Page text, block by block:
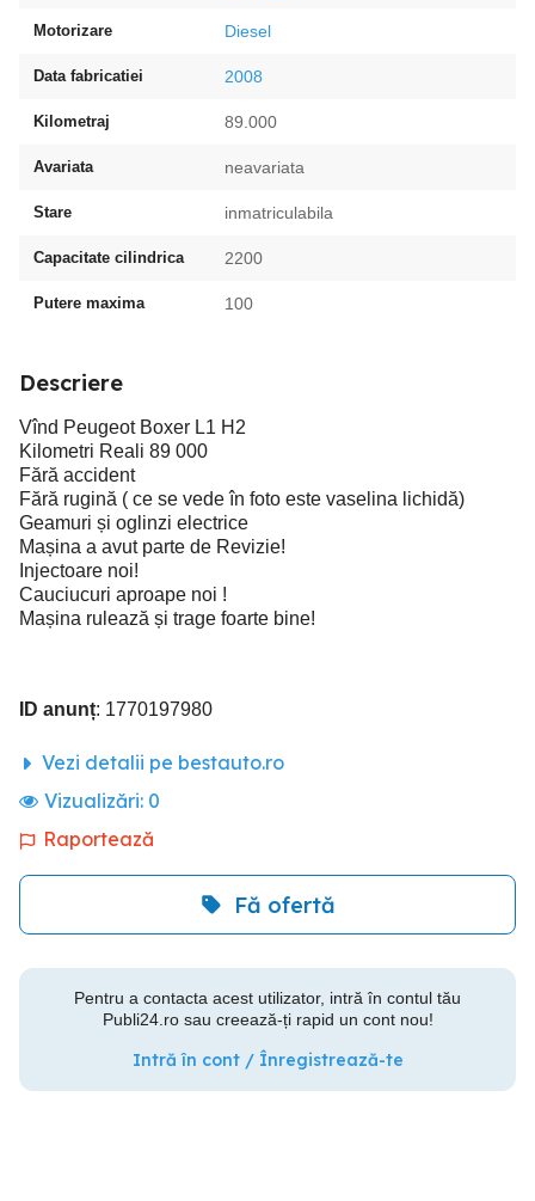
Motorizare Diesel
Data fabricatiei 2008
Kilometraj 89.000
Avariata neavariata
Stare inmatriculabila
Capacitate cilindrica 2200
Putere maxima 100
Descriere
Vînd Peugeot Boxer L1 H2
Kilometri Reali 89 000
Fără accident
Fără rugină ( ce se vede în foto este vaselina lichidă)
Geamuri și oglinzi electrice
Mașina a avut parte de Revizie!
Injectoare noi!
Cauciucuri aproape noi !
Mașina rulează și trage foarte bine!
ID anunț: 1770197980
Vezi detalii pe bestauto.ro
Vizualizări: 0
Raportează
Fă ofertă
Pentru a contacta acest utilizator, intră în contul tău
Publi24.ro sau creează-ți rapid un cont nou!
Intră în cont / Înregistrează-te